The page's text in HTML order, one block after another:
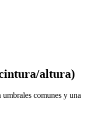
altura)
comunes y una